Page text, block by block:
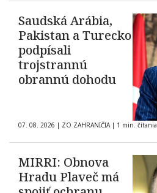
Saudská Arábia,
Pakistan a Turecko
podpísali
trojstrannú
obrannú dohodu
07. 08. 2026 | ZO ZAHRANIČIA | 1 min. čítania
MIRRI: Obnova
Hradu Plaveč má